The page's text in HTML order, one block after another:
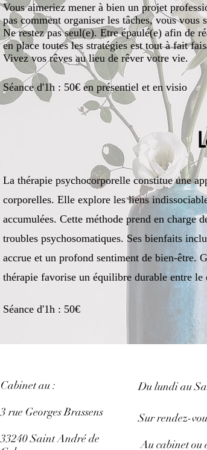
Vous aimeriez mener à bien un projet
pas comment organiser les tâches, vous vous
Ne restez pas seul(e). Etre épaulé(e) afin de
en place toutes les stratégies est tout à fait
Vivez vos rêves au lieu de rêver votre vie.
Séance d'1h : 50€ en présentiel et en visio
​
La thérapie psychocorporelle constitue une
corporelles. Elle explore les liens
accumulées. Cette méthode prend en charge
troubles psychosomatiques. Ses bienfaits
accrue et un profond sentiment de bien-être.
thérapie favorise un équilibre durable entre le
Séance d'1h : 50€
Cabinet au :
3 rue Georges Brassens
33240 Saint André de
Du lundi au
Sur rendez-
Au cabinet ou